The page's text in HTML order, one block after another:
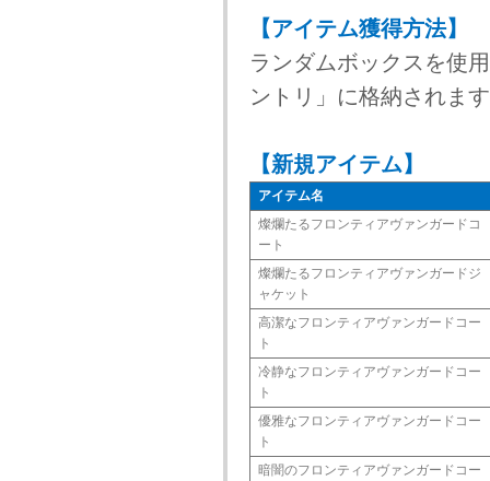
【アイテム獲得方法】
ランダムボックスを使
ントリ」に格納されま
【新規アイテム】
アイテム名
燦爛たるフロンティアヴァンガードコ
ート
燦爛たるフロンティアヴァンガードジ
ャケット
高潔なフロンティアヴァンガードコー
ト
冷静なフロンティアヴァンガードコー
ト
優雅なフロンティアヴァンガードコー
ト
暗闇のフロンティアヴァンガードコー